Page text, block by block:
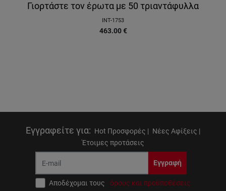
Γιορτάστε τον έρωτα με 50 τριαντάφυλλα
INT-1753
463.00 €
Εγγραφείτε για: Hot Προσφορές | Νέες Αφίξεις |
Έτοιμες προτάσεις
Εγγραφή
Αποδέχομαι τους όρους και προϋποθέσεις